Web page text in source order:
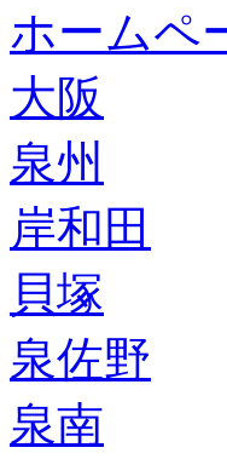
ホームペ
大阪
泉州
岸和田
貝塚
泉佐野
泉南